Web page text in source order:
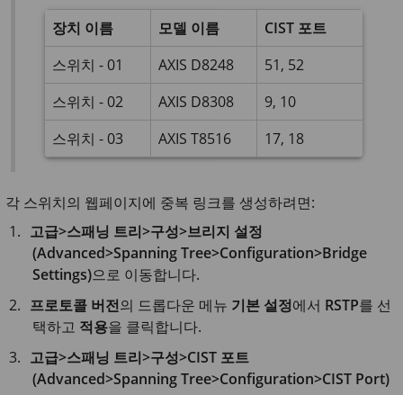
장치 이름 모델 이름
CIST 포트
스위치 - 01
AXIS D8248
51, 52
스위치 - 02
AXIS D8308
9, 10
스위치 - 03
AXIS T8516 17, 18
각 스위치의 웹페이지에 중복 링크를 생성하려면:
고급>스패닝 트리>구성>브리지 설정
(Advanced>Spanning Tree>Configuration>Bridge
Settings)으로 이동합니다.
프로토콜 버전의 드롭다운 메뉴 기본 설정에서 RSTP를 선
택하고 적용을 클릭합니다.
고급>스패닝 트리>구성>CIST 포트
(Advanced>Spanning Tree>Configuration>CIST Port)